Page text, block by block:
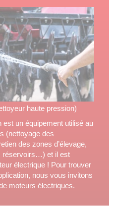
haute pression)
est un équipement utilisé au
(nettoyage des
des zones d’élevage,
réservoirs…) et il est
électrique ! Pour trouver
nous vous invitons
moteurs électriques.